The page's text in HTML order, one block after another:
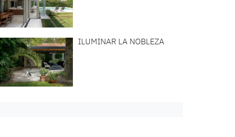
ILUMINAR LA NOBLEZA